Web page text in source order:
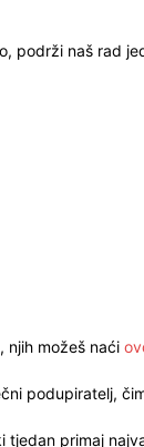
podrži naš rad
njih možeš naći
podupiratelj,
tjedan primaj